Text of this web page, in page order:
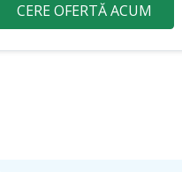
CERE OFERTĂ ACUM